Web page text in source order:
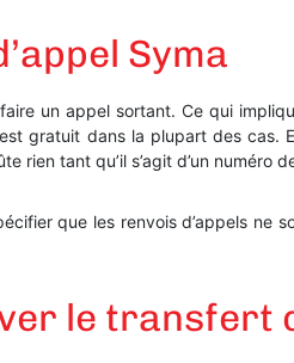
Syma
un appel sortant. Ce qui
est gratuit dans la plupart des
rien tant qu’il s’agit d’un numéro
que les renvois d’appels ne
le transfert